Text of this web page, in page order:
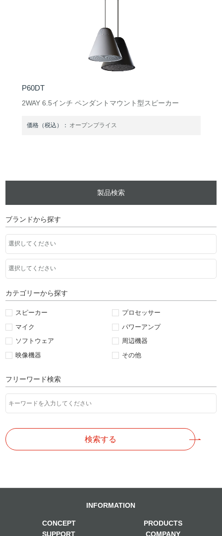
P60DT
2WAY 6.5インチ ペンダントマウント型スピーカー
価格（税込）： オープンプライス
製品検索
ブランドから探す
カテゴリーから探す
スピーカー
プロセッサー
マイク
パワーアンプ
ソフトウェア
周辺機器
映像機器
その他
フリーワード検索
検索する
CONCEPT
PRODUCTS
SUPPORT
COMPANY
INFORMATION